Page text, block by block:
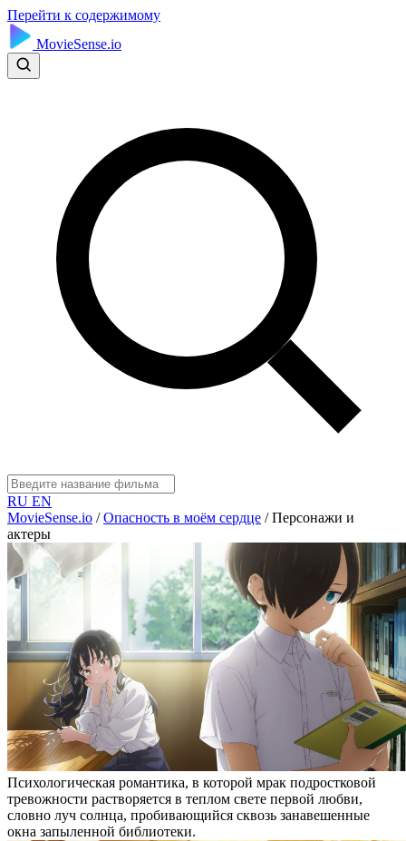
Перейти к содержимому
MovieSense.io
RU EN
MovieSense.io / Опасность в моём сердце / Персонажи и
актеры
Психологическая романтика, в которой мрак подростковой
тревожности растворяется в теплом свете первой любви,
словно луч солнца, пробивающийся сквозь занавешенные
окна запыленной библиотеки.